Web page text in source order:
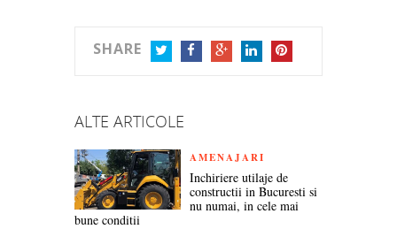
SHARE
ALTE ARTICOLE
AMENAJARI
Inchiriere utilaje de
constructii in Bucuresti si
nu numai, in cele mai
bune conditii